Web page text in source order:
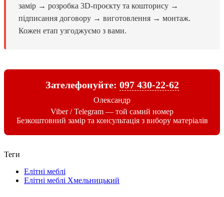
замір → розробка 3D-проєкту та кошторису →
підписання договору → виготовлення → монтаж.
Кожен етап узгоджуємо з вами.
Зателефонуйте: 097 430-22-62
Олександр
Viber/Telegram — той самий номер
Безкоштовний замір та консультація з вибору матеріалів
Теги
Елітні меблі
Елітні меблі Хмельницький